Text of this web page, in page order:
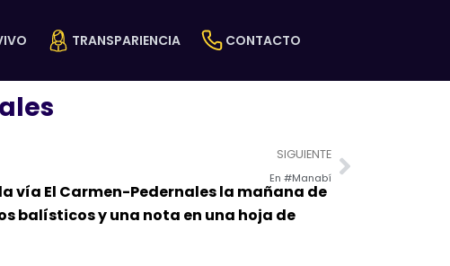
TRANSPARIENCIA CONTACTO
SIGUIENTE
En #Manabí
Next
vía El Carmen-Pedernales la mañana de
balísticos y una nota en una hoja de